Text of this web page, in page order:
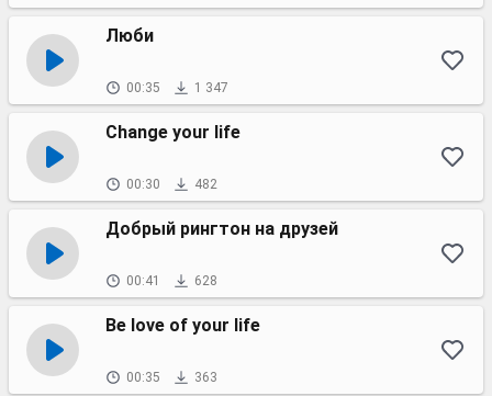
Люби
00:35 1 347
Change your life
00:30 482
Добрый рингтон на друзей
00:41 628
Be love of your life
00:35 363